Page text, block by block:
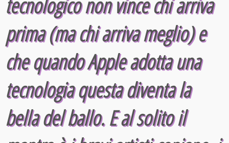
prima (ma chi arriva meglio) e
che quando Apple adotta una
tecnologia questa diventa la
bella del ballo. E al solito il